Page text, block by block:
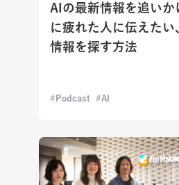
AIの最新情報を追いか
に疲れた人に伝えたい
情報を探す方法
Podcast AI